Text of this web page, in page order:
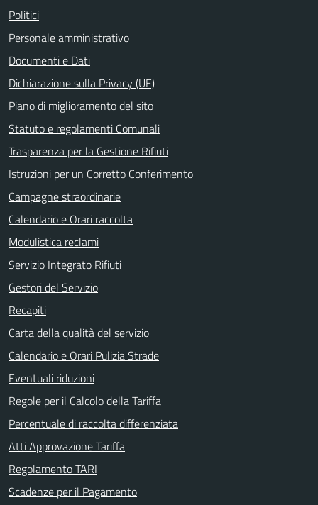
Politici
Personale amministrativo
Documenti e Dati
Dichiarazione sulla Privacy (UE)
Piano di miglioramento del sito
Statuto e regolamenti Comunali
Trasparenza per la Gestione Rifiuti
Istruzioni per un Corretto Conferimento
Campagne straordinarie
Calendario e Orari raccolta
Modulistica reclami
Servizio Integrato Rifiuti
Gestori del Servizio
Recapiti
Carta della qualità del servizio
Calendario e Orari Pulizia Strade
Eventuali riduzioni
Regole per il Calcolo della Tariffa
Percentuale di raccolta differenziata
Atti Approvazione Tariffa
Regolamento TARI
Scadenze per il Pagamento